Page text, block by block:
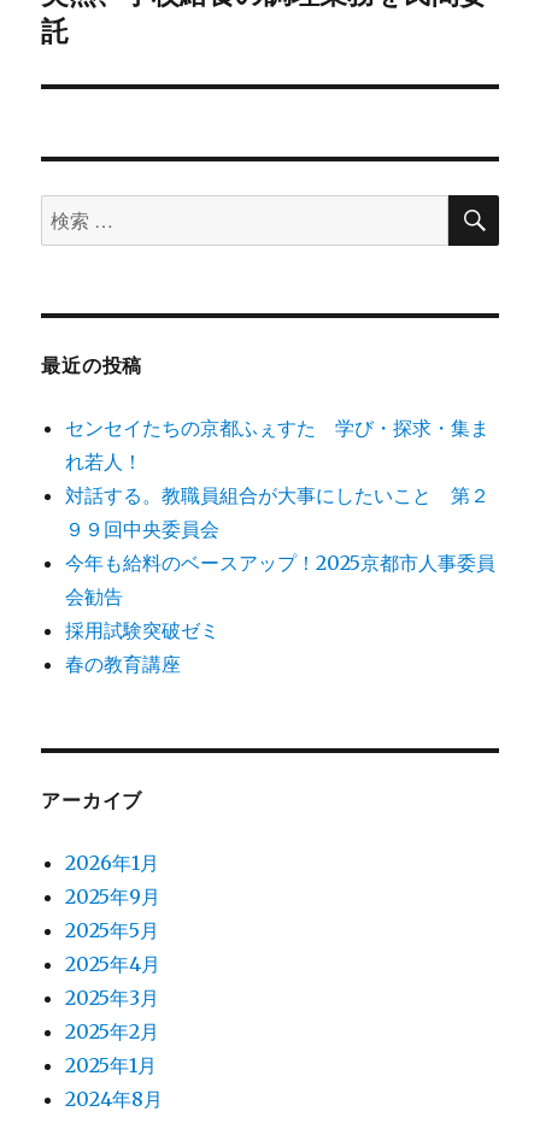
シ
ン
の
稿:
託
検
索
象:
検
最近の投稿
センセイたちの京都ふぇすた 学び・探求・集ま
れ若人！
対話する。教職員組合が大事にしたいこと 第２
９９回中央委員会
今年も給料のベースアップ！2025京都市人事委員
会勧告
採用試験突破ゼミ
春の教育講座
アーカイブ
2026年1月
2025年9月
2025年5月
2025年4月
2025年3月
2025年2月
2025年1月
2024年8月